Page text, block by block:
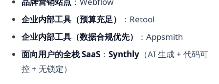
企业内部工具（预算充足）
：Retool
企业内部工具（数据合规优先）
：Appsmith
面向用户的全栈 SaaS ： Synthly （AI 生成 + 代码可
控 + 无锁定）